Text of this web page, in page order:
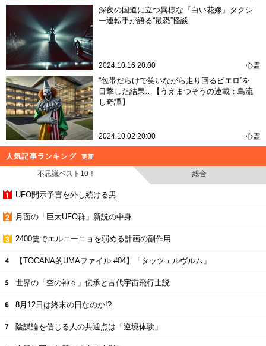
深夜の国道に立つ異様な『白い花嫁』タクシ
ー運転手が語る“最恐”怪談
2024.10.16 20:00 心霊
“包帯だらけで笑いながら走り回るピエロ”を
目撃した結果…【うえまつそうの連載：島流
し奇譚】
2024.10.02 20:00 心霊
人気記事ランキング 更新
不思議ベスト10！ 総合
UFO開示予言を外し続ける男
月面の「巨大UFO群」新説の中身
2400隻でエルニーニョを弱める計画の副作用
【TOCANA的UMAファイル #04】「タッツェルヴルム」
世界の「空の神々」伝承と古代宇宙飛行士説
8月12日は終末の日なのか!?
陰謀論を信じる人の共通点は「逆境体験」